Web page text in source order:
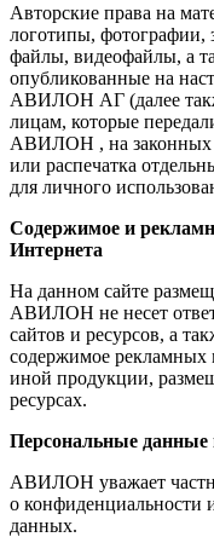
Авторские права на
логотипы,
файлы, видеофайлы, а
опубликованные на
АВИЛОН АГ (далее
лицам, которые
АВИЛОН , на законных
или распечатка
для личного
Содержимое и
Интернета
На данном сайте
АВИЛОН не несет
сайтов и ресурсов, а
содержимое рекламных
иной продукции,
ресурсах.
Персональные
АВИЛОН уважает
о конфиденциальности
данных.